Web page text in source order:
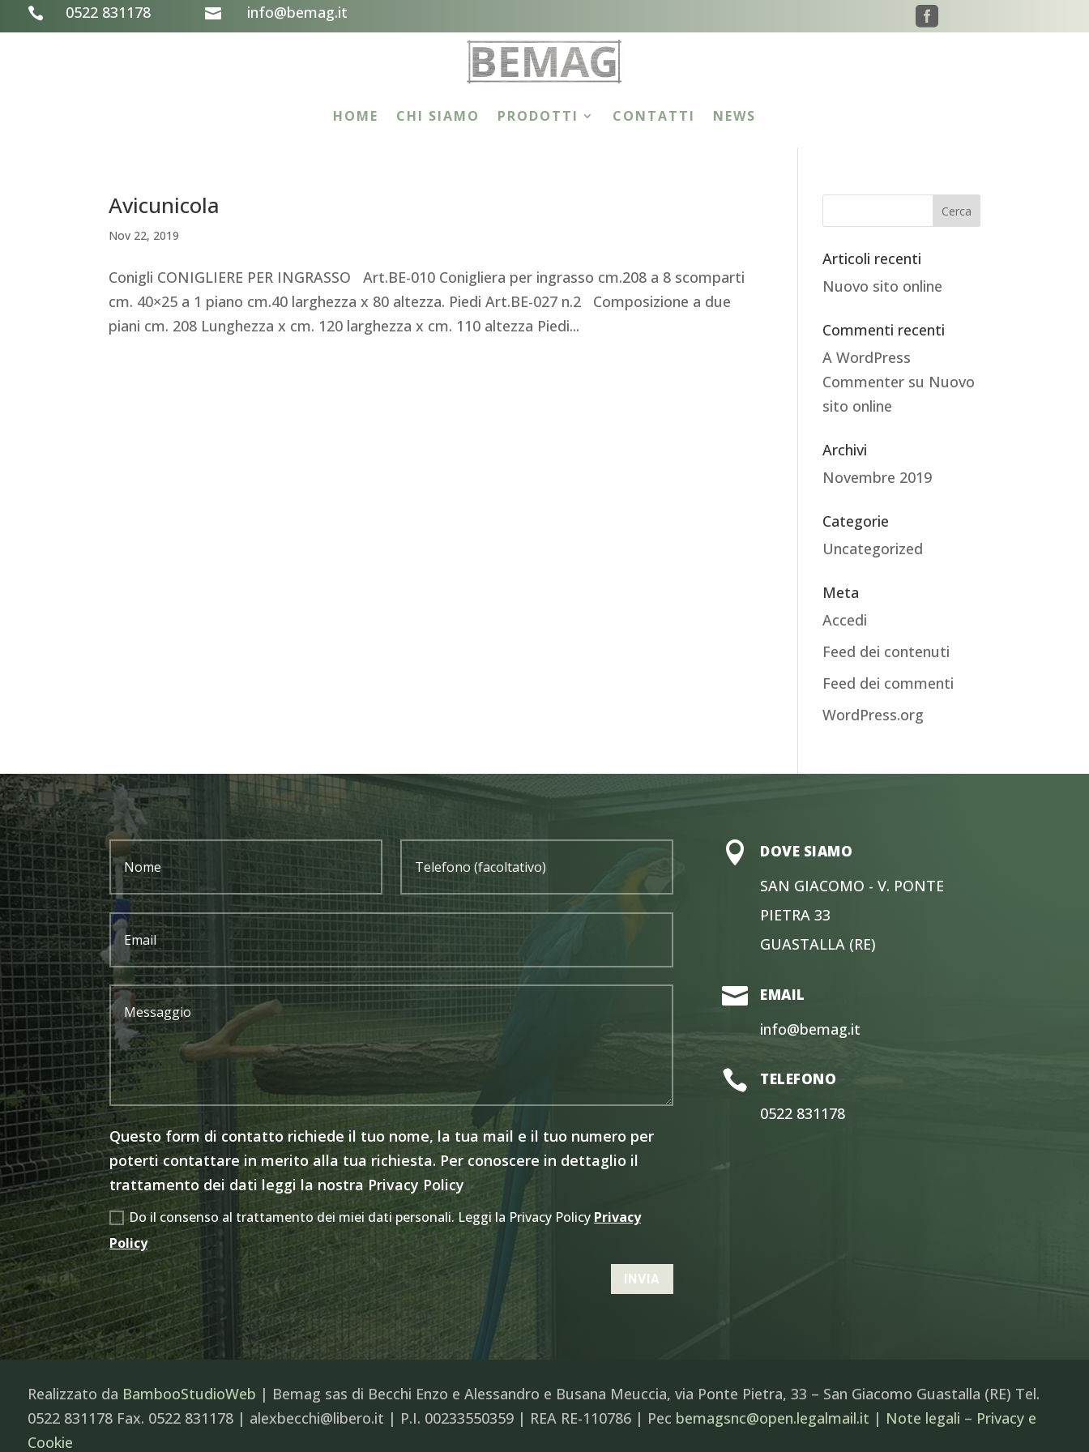
 0522 831178  info@bemag.it 
HOME CHI SIAMO PRODOTTI CONTATTI NEWS
Avicunicola
Nov 22, 2019
Conigli CONIGLIERE PER INGRASSO Art.BE-010 Conigliera per ingrasso cm.208 a 8 scomparti
cm. 40×25 a 1 piano cm.40 larghezza x 80 altezza. Piedi Art.BE-027 n.2 Composizione a due
piani cm. 208 Lunghezza x cm. 120 larghezza x cm. 110 altezza Piedi...
Articoli recenti
Nuovo sito online
Commenti recenti
A WordPress
Commenter su Nuovo
sito online
Archivi
Novembre 2019
Categorie
Uncategorized
Meta
Accedi
Feed dei contenuti
Feed dei commenti
WordPress.org
Questo form di contatto richiede il tuo nome, la tua mail e il tuo numero per
poterti contattare in merito alla tua richiesta. Per conoscere in dettaglio il
trattamento dei dati leggi la nostra Privacy Policy
Do il consenso al trattamento dei miei dati personali. Leggi la Privacy Policy Privacy
Policy
INVIA
 DOVE SIAMO
SAN GIACOMO - V. PONTE
PIETRA 33
GUASTALLA (RE)
 EMAIL
info@bemag.it
 TELEFONO
0522 831178
Realizzato da BambooStudioWeb | Bemag sas di Becchi Enzo e Alessandro e Busana Meuccia, via Ponte Pietra, 33 – San Giacomo Guastalla (RE) Tel.
0522 831178 Fax. 0522 831178 | alexbecchi@libero.it | P.I. 00233550359 | REA RE-110786 | Pec bemagsnc@open.legalmail.it | Note legali – Privacy e
Cookie